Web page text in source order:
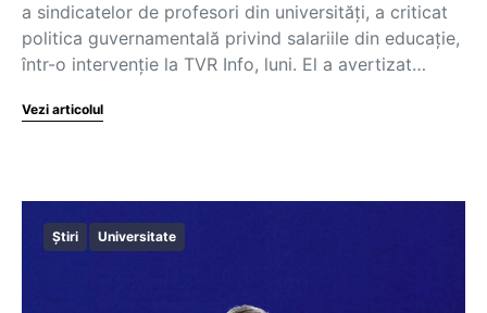
a sindicatelor de profesori din universități, a criticat
politica guvernamentală privind salariile din educație,
într-o intervenție la TVR Info, luni. El a avertizat…
Vezi articolul
Știri Universitate